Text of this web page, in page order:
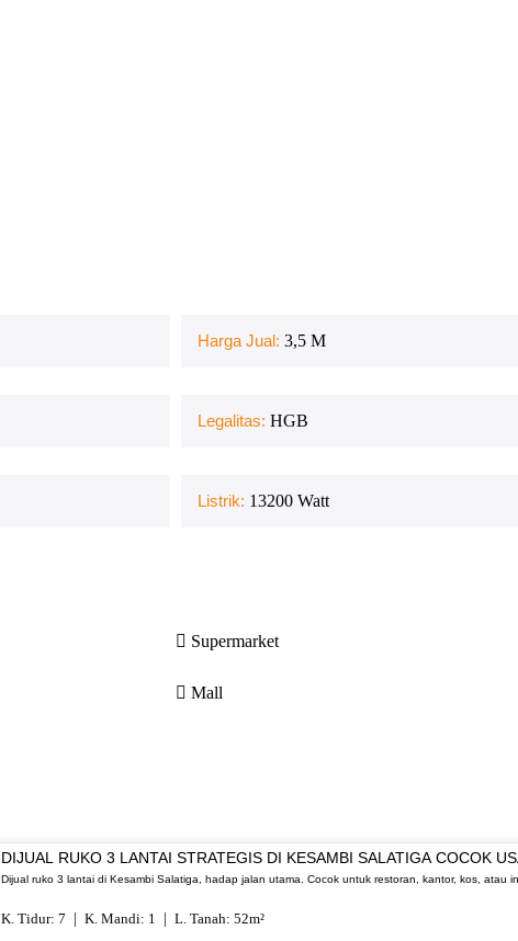
Harga Jual: 3,5 M
Legalitas: HGB
Listrik: 13200 Watt
Supermarket
Mall
DIJUAL RUKO 3 LANTAI STRATEGIS DI KESAMBI SALATIGA COCOK
Dijual ruko 3 lantai di Kesambi Salatiga, hadap jalan utama. Cocok untuk restoran, kantor, kos, atau
K. Tidur: 7 K. Mandi: 1 L. Tanah: 52m²